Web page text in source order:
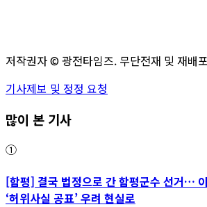
저작권자 ©광전타임즈. 무단전재 및 재배
기사제보 및 정정 요청
많이 본 기사
①
[함평] 결국 법정으로 간 함평군수 선거…
‘허위사실 공표’ 우려 현실로